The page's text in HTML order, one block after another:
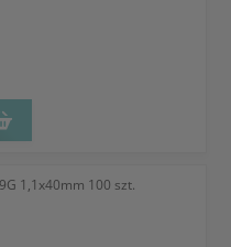
1,1x40mm 100 szt.